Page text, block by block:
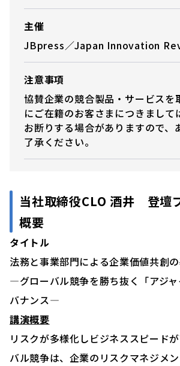
主催
JBpress／Japan Innovation
注意事項
協賛企業の競合製品・サービスを
にご在籍のお客さまにつきまして
お断りする場合がありますので、
了承ください。
当社取締役CLO 酒井 登壇
概要
タイトル
法務と事業部門による企業価値共創
―グローバル競争を勝ち抜く「アジ
バナンス―
講演概要
リスクが多様化しビジネススピード
バル競争は、企業のリスクマネジメ